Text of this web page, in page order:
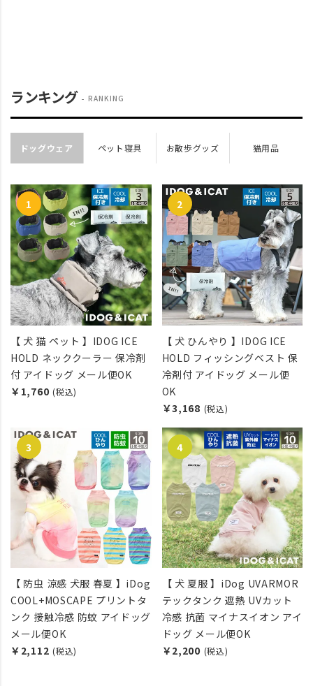
ランキング RANKING
ドッグウェア ペット寝具 お散歩グッズ 猫用品
【 犬 猫 ペット 】IDOG ICE
HOLD ネッククーラー 保冷剤
付 アイドッグ メール便OK
￥1,760 (税込)
【 犬 ひんやり 】IDOG ICE
HOLD フィッシングベスト 保
冷剤付 アイドッグ メール便
OK
￥3,168 (税込)
【 防虫 涼感 犬服 春夏 】iDog
COOL+MOSCAPE プリントタ
ンク 接触冷感 防蚊 アイドッグ
メール便OK
￥2,112 (税込)
【 犬 夏服 】iDog UVARMOR
テックタンク 遮熱 UVカット
冷感 抗菌 マイナスイオン アイ
ドッグ メール便OK
￥2,200 (税込)